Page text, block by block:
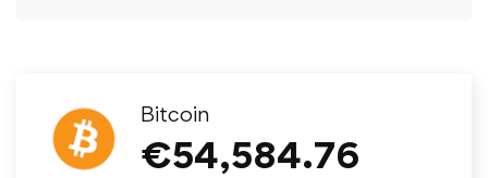
Bitcoin
€54,584.76